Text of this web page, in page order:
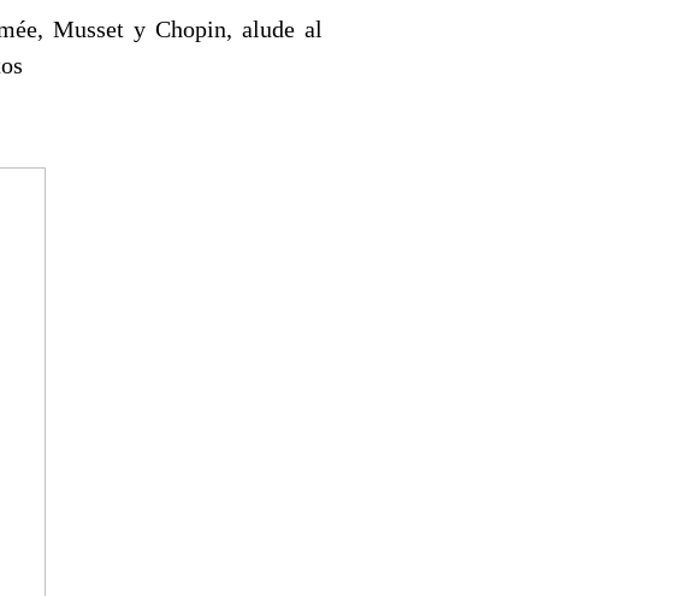
Musset y Chopin, alude al